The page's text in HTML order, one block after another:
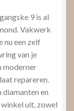
9 is al
Vakwerk
nu een zelf
van je
moderner
repareren.
en
uit, zowel